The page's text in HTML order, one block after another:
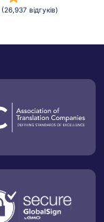
(26,937 відгуків)